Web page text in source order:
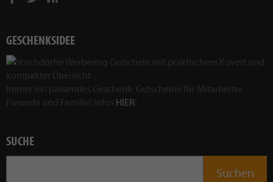
GESCHENKSIDEE
Immer ein passendes Geschenk: Gutscheine für Mitarbeiter,
Freunde und Familie! Infos HIER!
SUCHE